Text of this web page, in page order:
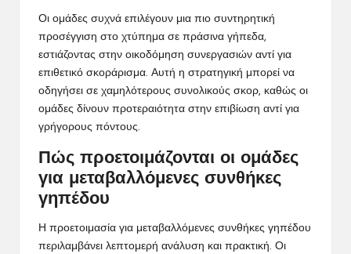
Οι ομάδες συχνά επιλέγουν μια πιο συντηρητική
προσέγγιση στο χτύπημα σε πράσινα γήπεδα,
εστιάζοντας στην οικοδόμηση συνεργασιών αντί για
επιθετικό σκοράρισμα. Αυτή η στρατηγική μπορεί να
οδηγήσει σε χαμηλότερους συνολικούς σκορ, καθώς οι
ομάδες δίνουν προτεραιότητα στην επιβίωση αντί για
γρήγορους πόντους.
Πώς προετοιμάζονται οι ομάδες
για μεταβαλλόμενες συνθήκες
γηπέδου
Η προετοιμασία για μεταβαλλόμενες συνθήκες γηπέδου
περιλαμβάνει λεπτομερή ανάλυση και πρακτική. Οι